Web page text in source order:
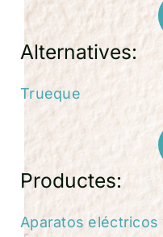
Alternatives:
Trueque
Productes:
Aparatos